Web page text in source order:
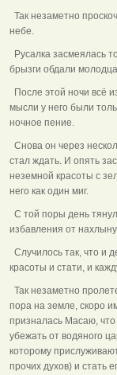
Так незаметно
небе.
Русалка засмеялась
брызги обдали
После этой ночи всё
мысли у него были
ночное пение.
Снова он через
стал ждать. И опять
неземной красоты с
него как один миг.
С той поры день
избавления от
Случилось так, что и
красоты и стати, и
Так незаметно
пора на земле, скоро
призналась Масаю, что
убежать от водяного
которому
прочих духов) и стать